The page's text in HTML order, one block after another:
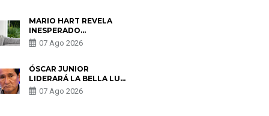
MARIO HART REVELA
INESPERADO
PROBLEMA DE SALUD
ANTES DE SEPARARSE
ENCONTRARON UN
TUMOR”
07 Ago 2026
ÓSCAR JUNIOR
LIDERARÁ LA BELLA LUZ
TRAS SALIDA DE SU
PADRE POR POLÉMICA
07 Ago 2026